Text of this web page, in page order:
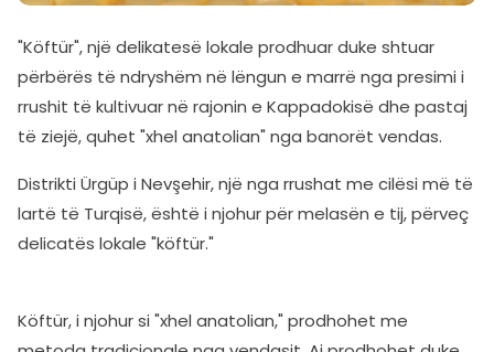
"Köftür", një delikatesë lokale prodhuar duke shtuar
përbërës të ndryshëm në lëngun e marrë nga presimi i
rrushit të kultivuar në rajonin e Kappadokisë dhe pastaj
të ziejë, quhet "xhel anatolian" nga banorët vendas.
Distrikti Ürgüp i Nevşehir, një nga rrushat me cilësi më të
lartë të Turqisë, është i njohur për melasën e tij, përveç
delicatës lokale "köftür."
Köftür, i njohur si "xhel anatolian," prodhohet me